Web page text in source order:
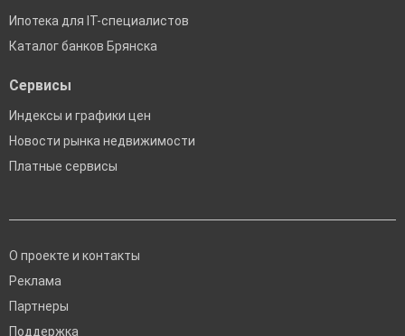
Ипотека для IT-специалистов
Каталог банков Брянска
Сервисы
Индексы и графики цен
Новости рынка недвижимости
Платные сервисы
О проекте и контакты
Реклама
Партнеры
Поддержка